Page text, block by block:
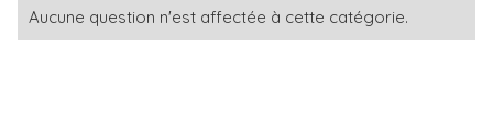
Aucune question n'est affectée à cette catégorie.